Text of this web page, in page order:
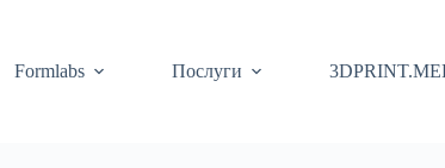
Formlabs Послуги